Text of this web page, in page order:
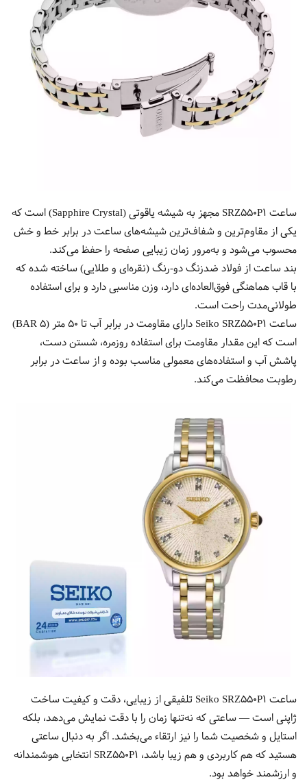
ساعت SRZ550P1 مجهز به شیشه یاقوتی (Sapphire Crystal) است که
یکی از مقاوم‌ترین و شفاف‌ترین شیشه‌های ساعت در برابر خط و خش
محسوب می‌شود و به‌مرور زمان زیبایی صفحه را حفظ می‌کند.
بند ساعت از فولاد ضدزنگ دو-رنگ (نقره‌ای و طلایی) ساخته شده که
با قاب هماهنگی فوق‌العاده‌ای دارد، وزن مناسبی دارد و برای استفاده
طولانی‌مدت راحت است.
ساعت Seiko SRZ550P1 دارای مقاومت در برابر آب تا ۵۰ متر (۵ BAR)
است که این مقدار مقاومت برای استفاده روزمره، شستن دست،
پاشش آب و استفاده‌های معمولی مناسب بوده و از ساعت در برابر
رطوبت محافظت می‌کند.
ساعت Seiko SRZ550P1 تلفیقی از زیبایی، دقت و کیفیت ساخت
ژاپنی است — ساعتی که نه‌تنها زمان را با دقت نمایش می‌دهد، بلکه
استایل و شخصیت شما را نیز ارتقاء می‌بخشد. اگر به دنبال ساعتی
هستید که هم کاربردی و هم زیبا باشد، SRZ550P1 انتخابی هوشمندانه
و ارزشمند خواهد بود.